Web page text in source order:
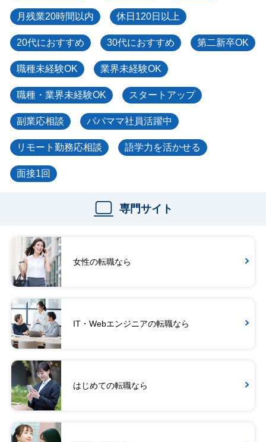
月残業20時間以内 休日120日以上
20代におすすめ 30代におすすめ 第二新卒OK
職種未経験OK 業界未経験OK
職種・業界未経験OK スタートアップ
副業応相談 パパママ社員活躍中
リモート勤務応相談 語学力を活かせる
面接1回
専門サイト
女性の転職なら
IT・Webエンジニアの転職なら
はじめての転職なら